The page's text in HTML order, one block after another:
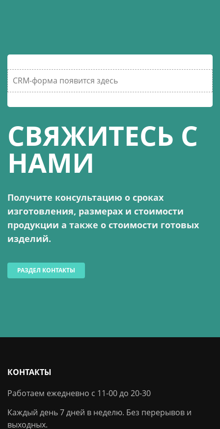
CRM-форма появится здесь
СВЯЖИТЕСЬ С
НАМИ
Получите консультацию о сроках
изготовления, размерах и стоимости
продукции а также о стоимости готовых
изделий.
РАЗДЕЛ КОНТАКТЫ
КОНТАКТЫ
Работаем ежедневно с 11-00 до 20-30
Каждый день 7 дней в неделю. Без перерывов и
выходных.